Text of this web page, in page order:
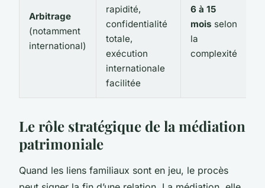
Arbitrage
(notamment
international)
rapidité,
confidentialité
totale,
exécution
internationale
facilitée
6 à 15
mois selon
la
complexité
Le rôle stratégique de la médiation
patrimoniale
Quand les liens familiaux sont en jeu, le procès